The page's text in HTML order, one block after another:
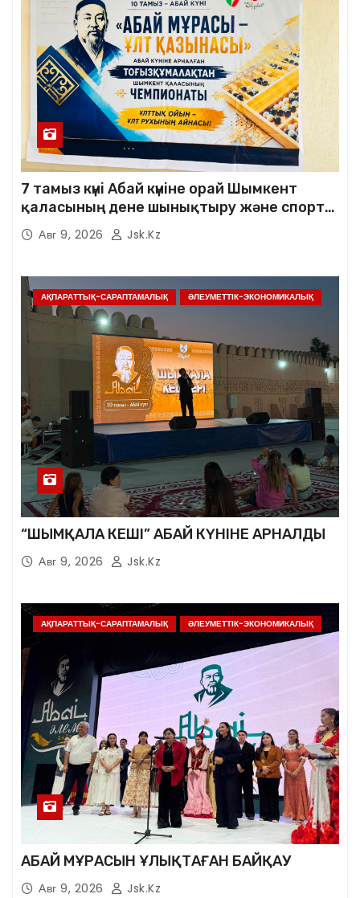
7 тамыз күні Абай күніне орай Шымкент
қаласының дене шынықтыру және спорт
басқармасы мен Шымкент қаласының
тоғызқұмалақ федерациясының
тоғызқұмалақтан «Абай мұрасы – ұлт
қазынасы» атты Шымкент қаласының
чемпионаты өтті.
Авг 9, 2026 Jsk.kz
АҚПАРАТТЫҚ-САРАПТАМАЛЫҚ ӘЛЕУМЕТТІК-ЭКОНОМИКАЛЫҚ
“ШЫМҚАЛА КЕШІ” АБАЙ КҮНІНЕ АРНАЛДЫ
Авг 9, 2026 Jsk.kz
АҚПАРАТТЫҚ-САРАПТАМАЛЫҚ ӘЛЕУМЕТТІК-ЭКОНОМИКАЛЫҚ
АБАЙ МҰРАСЫН ҰЛЫҚТАҒАН БАЙҚАУ
Авг 9, 2026 Jsk.kz